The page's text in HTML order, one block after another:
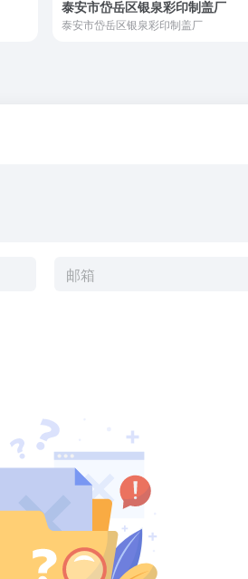
泰安市岱岳区银泉彩印制盖厂
泰安市岱岳区银泉彩印制盖厂